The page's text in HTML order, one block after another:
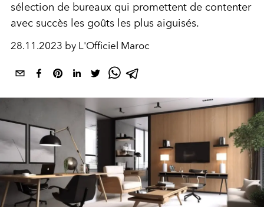
sélection de bureaux qui promettent de contenter
avec succès les goûts les plus aiguisés.
28.11.2023 by L'Officiel Maroc